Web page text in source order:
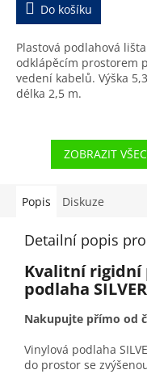
Do košíku
Plastová podlahová
odklápěcím prostorem
vedení kabelů. Výška
délka 2,5 m.
ZOBRAZIT
Popis Diskuze
Detailní popis
Kvalitní rigidní
podlaha
Nakupujte přímo od
Vinylová podlaha
do prostor se